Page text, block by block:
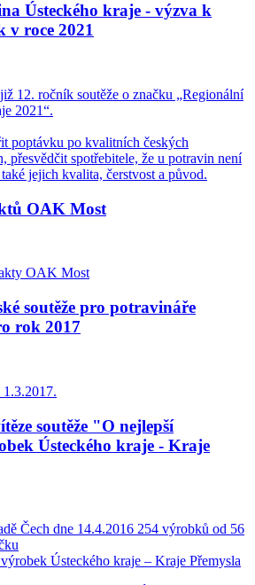
Ústeckého kraje - výzva k
v roce 2021
12. ročník soutěže o značku „Regionální
2021“.
poptávku po kvalitních českých
přesvědčit spotřebitele, že u potravin není
jejich kvalita, čerstvost a původ.
OAK Most
OAK Most
soutěže pro potravináře
rok 2017
soutěže "O nejlepší
Ústeckého kraje - Kraje
Čech dne 14.4.2016 254 výrobků od 56
Ústeckého kraje – Kraje Přemysla